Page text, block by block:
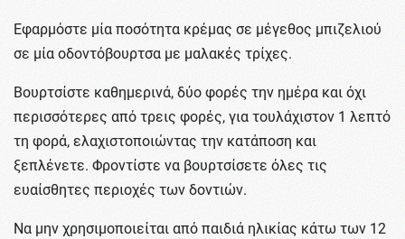
Εφαρμόστε μία ποσότητα κρέμας σε μέγεθος μπιζελιού
σε μία οδοντόβουρτσα με μαλακές τρίχες.
Βουρτσίστε καθημερινά, δύο φορές την ημέρα και όχι
περισσότερες από τρεις φορές, για τουλάχιστον 1 λεπτό
τη φορά, ελαχιστοποιώντας την κατάποση και
ξεπλένετε. Φροντίστε να βουρτσίσετε όλες τις
ευαίσθητες περιοχές των δοντιών.
Να μην χρησιμοποιείται από παιδιά ηλικίας κάτω των 12